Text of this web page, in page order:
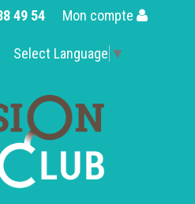
49 54
Mon compte
Select Language ▼